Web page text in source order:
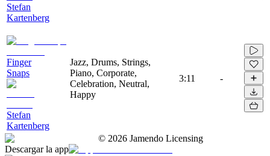
Stefan
Kartenberg
Finger
Snaps
Stefan
Kartenberg
Jazz, Drums, Strings,
Piano, Corporate,
Celebration, Neutral,
Happy
3:11 -
© 2026 Jamendo Licensing
Descargar la app